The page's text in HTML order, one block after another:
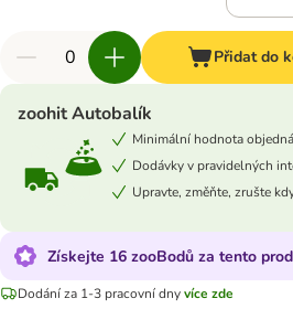
Přidat do
zoohit Autobalík
Minimální hodnota
Dodávky v pravidelných
Upravte, změňte, zrušte
Získejte 16 zooBodů za tento
Dodání za 1-3 pracovní dnyvíce zde